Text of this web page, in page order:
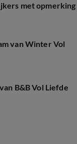
met opmerking
van Winter Vol
B&B Vol Liefde